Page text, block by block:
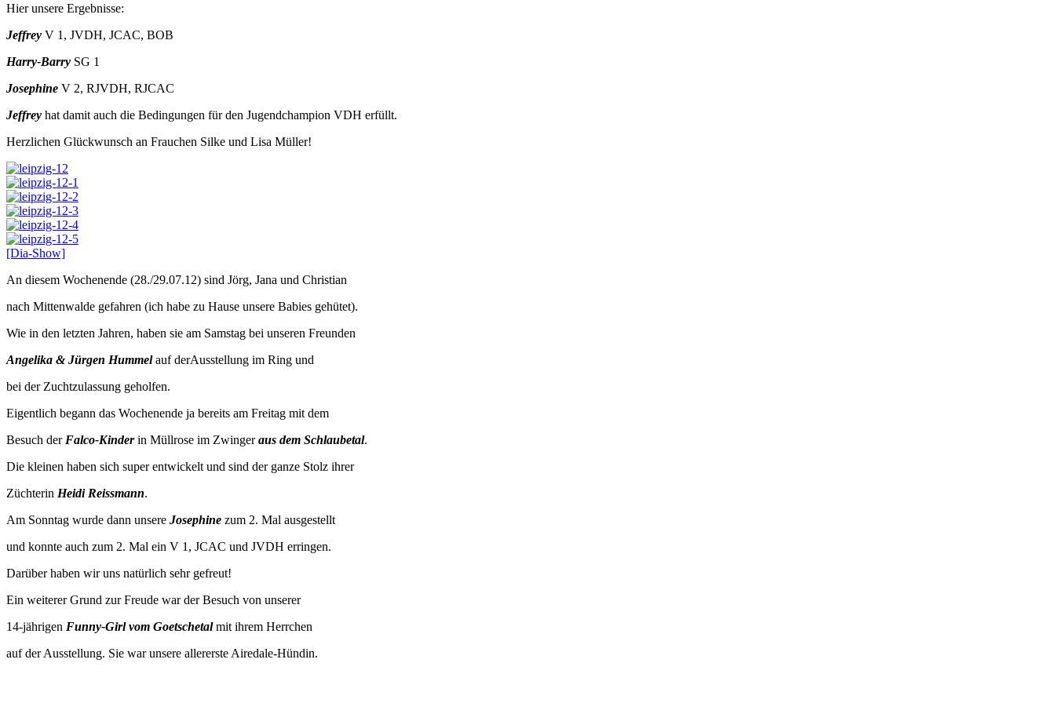
Hier unsere Ergebnisse:
Jeffrey V 1, JVDH, JCAC, BOB
Harry-Barry SG 1
Josephine V 2, RJVDH, RJCAC
Jeffrey hat damit auch die Bedingungen für den Jugendchampion VDH erfüllt.
Herzlichen Glückwunsch an Frauchen Silke und Lisa Müller!
[Dia-Show]
An diesem Wochenende (28./29.07.12) sind Jörg, Jana und Christian
nach Mittenwalde gefahren (ich habe zu Hause unsere Babies gehütet).
Wie in den letzten Jahren, haben sie am Samstag bei unseren Freunden
Angelika & Jürgen Hummelauf derAusstellung im Ring und
bei der Zuchtzulassung geholfen.
Eigentlich begann das Wochenende ja bereits am Freitag mit dem
Besuch der Falco-Kinderin Müllrose im Zwingeraus dem Schlaubetal.
Die kleinen haben sich super entwickelt und sind der ganze Stolz ihrer
Züchterin Heidi Reissmann.
Am Sonntag wurde dann unsere Josephine zum 2. Mal ausgestellt
und konnte auch zum 2. Mal ein V 1, JCAC und JVDH erringen.
Darüber haben wir uns natürlich sehr gefreut!
Ein weiterer Grund zur Freude war der Besuch von unserer
14-jährigen Funny-Girl vom Goetschetalmit ihrem Herrchen
auf der Ausstellung. Sie war unsere allererste Airedale-Hündin.